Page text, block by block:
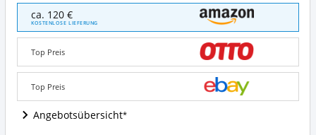
tkwser
Nachtsichtgerät
4K
2600mAh
Wiederaufladbar
Infrarot
Nachtsichtgeräte
Angebote:
Wo
ist
ca. 120 €
KOSTENLOSE LIEFERUNG
Top Preis
Top Preis
Angebotsübersicht